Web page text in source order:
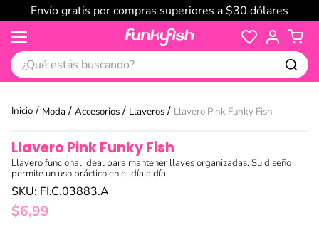
Envío gratis por compras superiores a $30 dólares
¿Qué estás buscando?
Moda Accesorios Llaveros Llavero Pink Funky Fish
Llavero Pink Funky Fish
Llavero funcional ideal para mantener llaves organizadas. Su diseño
permite un uso práctico en el día a día.
SKU: FI.C.03883.A
$6,99